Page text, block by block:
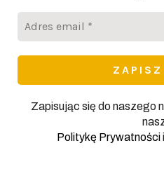
Zapisując się do naszego
Politykę Prywatnościi